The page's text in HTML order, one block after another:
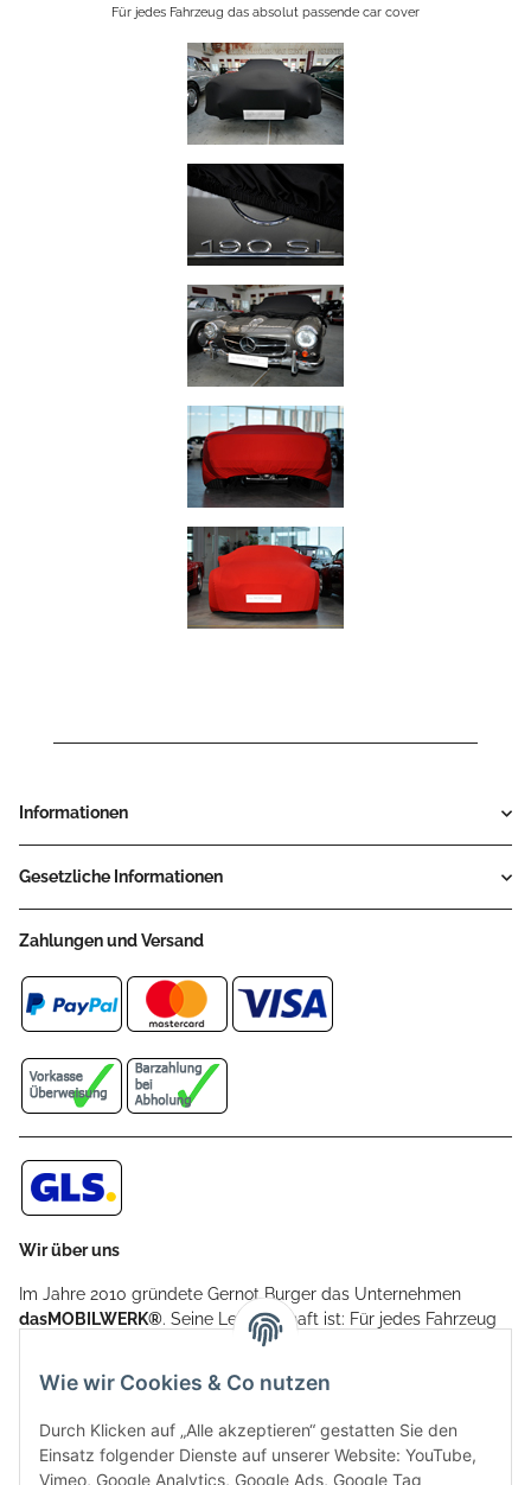
Für jedes Fahrzeug das absolut passende car cover
Informationen
Gesetzliche Informationen
Zahlungen und Versand
Wir über uns
Im Jahre 2010 gründete Gernot Burger das Unternehmen
dasMOBILWERK®. Seine Leidenschaft ist: Für jedes Fahrzeug
ein Car Cover anzubieten - passgenau und individuell.
Aufgrund der vielen positiven Kundenrückmeldungen kamen
weitere Produkte, wie Reifenschuhe, Hardtopständer hinzu.
Seine Reifenschoner werden in Deutschland produziert und
sind mit hochwertigen Techniken und Materialien gefertigt.
Wie wir Cookies & Co nutzen
Durch Klicken auf „Alle akzeptieren“ gestatten Sie den
Einsatz folgender Dienste auf unserer Website: YouTube,
Vimeo, Google Analytics, Google Ads, Google Tag